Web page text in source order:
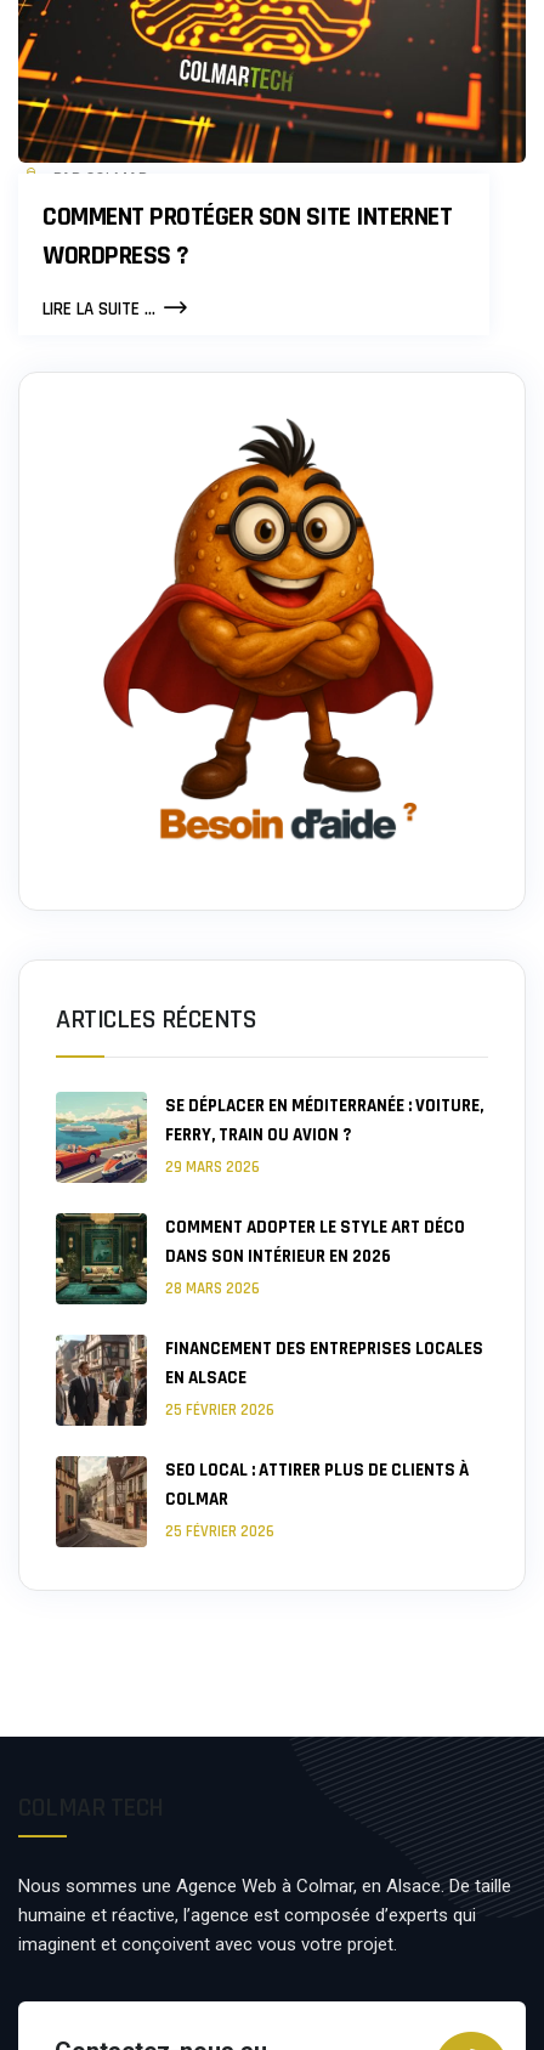
PAR COLMAR
COMMENT PROTÉGER SON SITE INTERNET
WORDPRESS ?
LIRE LA SUITE ...COMMENT
SITE
ARTICLES RÉCENTS
SE DÉPLACER EN MÉDITERRANÉE : VOITURE,
FERRY, TRAIN OU AVION ?
29 MARS 2026
COMMENT ADOPTER LE STYLE ART DÉCO
DANS SON INTÉRIEUR EN 2026
28 MARS 2026
FINANCEMENT DES ENTREPRISES LOCALES
EN ALSACE
25 FÉVRIER 2026
SEO LOCAL : ATTIRER PLUS DE CLIENTS À
COLMAR
25 FÉVRIER 2026
Nous sommes une Agence Web à Colmar, en Alsace. De taille
humaine et réactive, l’agence est composée d’experts qui
imaginent et conçoivent avec vous votre projet.